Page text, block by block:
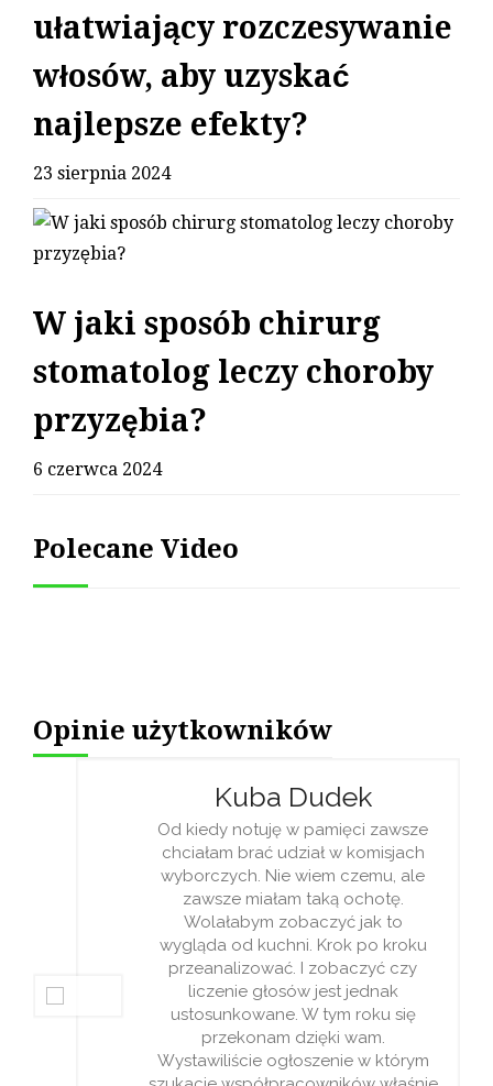
ułatwiający rozczesywanie
włosów, aby uzyskać
najlepsze efekty?
23 sierpnia 2024
W jaki sposób chirurg
stomatolog leczy choroby
przyzębia?
6 czerwca 2024
Polecane Video
Opinie użytkowników
Kuba Dudek
Od kiedy notuję w pamięci zawsze
chciałam brać udział w komisjach
wyborczych. Nie wiem czemu, ale
zawsze miałam taką ochotę.
Wolałabym zobaczyć jak to
wygląda od kuchni. Krok po kroku
przeanalizować. I zobaczyć czy
liczenie głosów jest jednak
ustosunkowane. W tym roku się
przekonam dzięki wam.
Wystawiliście ogłoszenie w którym